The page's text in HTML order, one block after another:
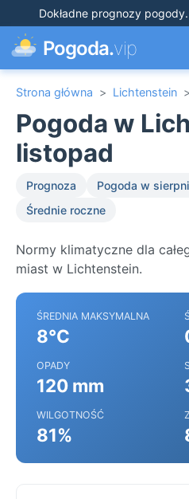
Dokładne prognozy pogody.
Pogoda.vip
Strona główna > Lichtenstein >
Pogoda w
listopad
Prognoza Pogoda w
Średnie roczne
Normy klimatyczne dla
miast w Lichtenstein.
ŚREDNIA MAKSYMALNA
8°C
OPADY
120 mm
WILGOTNOŚĆ
81%